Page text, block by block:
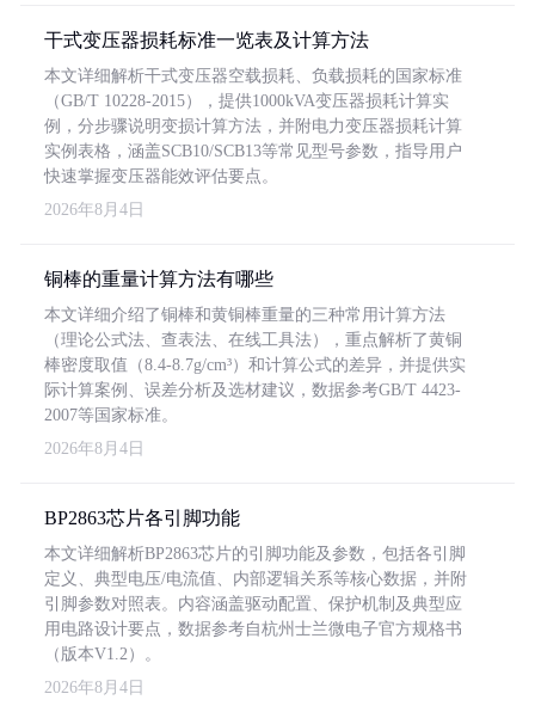
干式变压器损耗标准一览表及计算方法
本文详细解析干式变压器空载损耗、负载损耗的国家标准
（GB/T 10228-2015），提供1000kVA变压器损耗计算实
例，分步骤说明变损计算方法，并附电力变压器损耗计算
实例表格，涵盖SCB10/SCB13等常见型号参数，指导用户
快速掌握变压器能效评估要点。
2026年8月4日
铜棒的重量计算方法有哪些
本文详细介绍了铜棒和黄铜棒重量的三种常用计算方法
（理论公式法、查表法、在线工具法），重点解析了黄铜
棒密度取值（8.4-8.7g/cm³）和计算公式的差异，并提供实
际计算案例、误差分析及选材建议，数据参考GB/T 4423-
2007等国家标准。
2026年8月4日
BP2863芯片各引脚功能
本文详细解析BP2863芯片的引脚功能及参数，包括各引脚
定义、典型电压/电流值、内部逻辑关系等核心数据，并附
引脚参数对照表。内容涵盖驱动配置、保护机制及典型应
用电路设计要点，数据参考自杭州士兰微电子官方规格书
（版本V1.2）。
2026年8月4日